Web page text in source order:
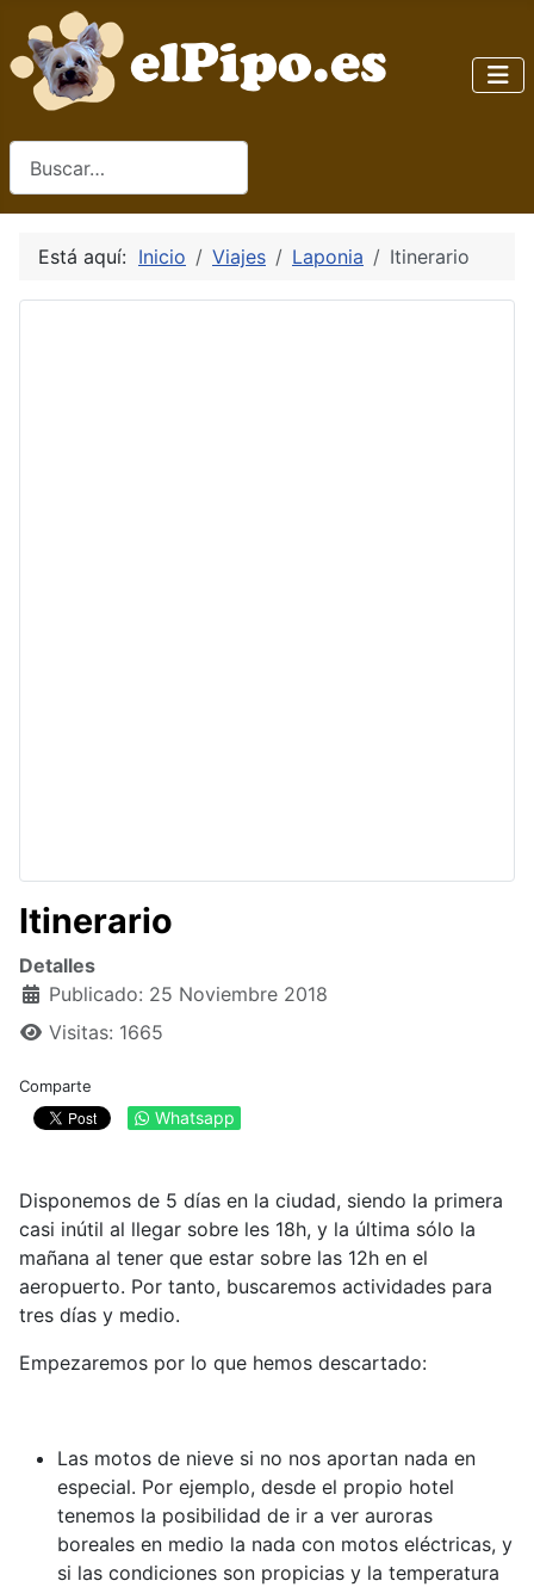
Está aquí: Inicio Viajes Laponia Itinerario
Itinerario
Detalles
Publicado: 25 Noviembre 2018
Visitas: 1665
Comparte
Whatsapp
Disponemos de 5 días en la ciudad, siendo la primera
casi inútil al llegar sobre les 18h, y la última sólo la
mañana al tener que estar sobre las 12h en el
aeropuerto. Por tanto, buscaremos actividades para
tres días y medio.
Empezaremos por lo que hemos descartado:
Las motos de nieve si no nos aportan nada en
especial. Por ejemplo, desde el propio hotel
tenemos la posibilidad de ir a ver auroras
boreales en medio la nada con motos eléctricas, y
si las condiciones son propicias y la temperatura